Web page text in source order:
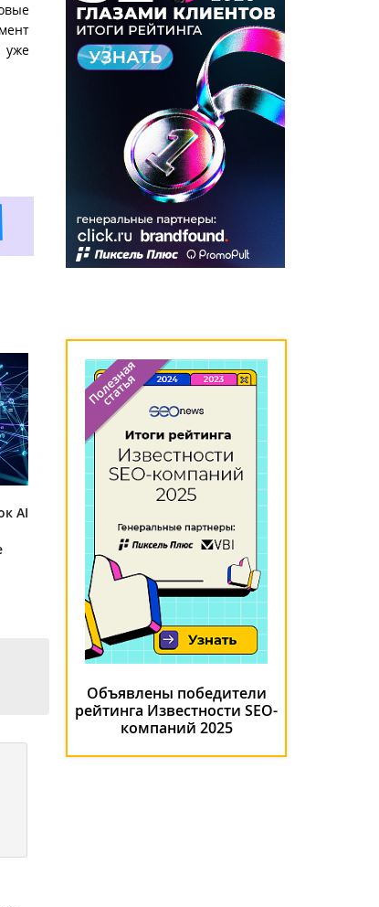
уже
AI
Объявлены победители
рейтинга Известности SEO-
компаний 2025